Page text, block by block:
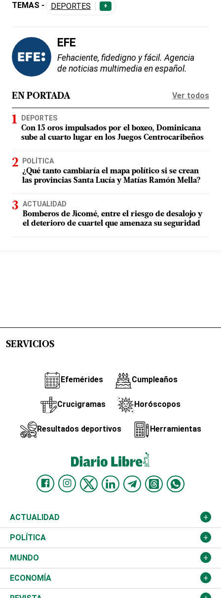
TEMAS - DEPORTES +
EFE
Fehaciente, fidedigno y fácil. Agencia
de noticias multimedia en español.
EN PORTADA Ver todos
DEPORTES
Con 15 oros impulsados por el boxeo, Dominicana
sube al cuarto lugar en los Juegos Centrocaribeños
POLÍTICA
¿Qué tanto cambiaría el mapa político si se crean
las provincias Santa Lucía y Matías Ramón Mella?
ACTUALIDAD
Bomberos de Jicomé, entre el riesgo de desalojo y
el deterioro de cuartel que amenaza su seguridad
SERVICIOS
Efemérides Cumpleaños
Crucigramas Horóscopos
Resultados deportivos Herramientas
ACTUALIDAD
Nacional
Ciudad
Educación
POLÍTICA
Partidos
JCE
MUNDO
Estados Unidos
ECONOMÍA